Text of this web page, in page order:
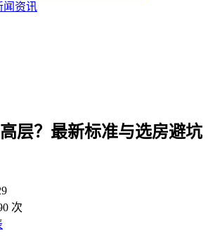
闻资讯
算高层？最新标准
层？最新标准与选房避坑
次